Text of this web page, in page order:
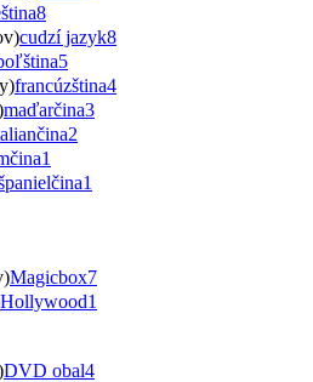
8
cudzí jazyk8
5
francúzština4
maďarčina3
2
1
1
Magicbox7
Hollywood1
DVD obal4